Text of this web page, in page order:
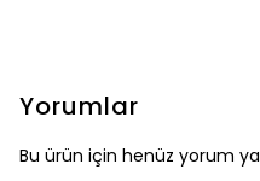
Yorumlar
Bu ürün için henüz yorum